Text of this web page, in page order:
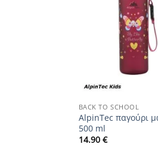
+
BACK TO SCHOOL
AlpinTec παγούρι
500 ml
14.90 €